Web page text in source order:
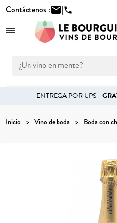
Contáctenos :mail|phone
ENTREGA POR UPS -
Inicio Vino de boda Boda con